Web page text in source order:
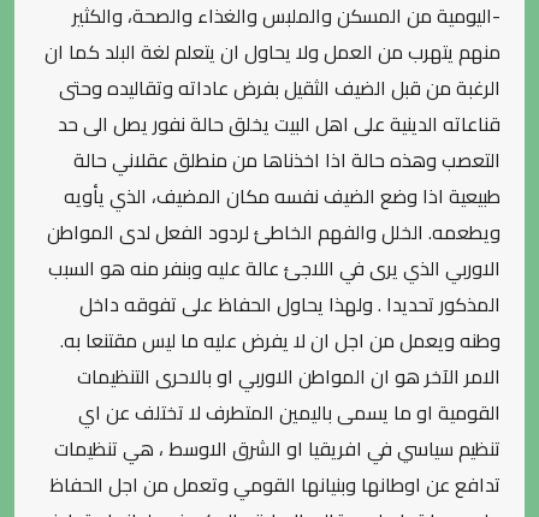
-اليومية من المسكن والملبس والغذاء والصحة، والكثير
منهم يتهرب من العمل ولا يحاول ان يتعلم لغة البلد كما ان
الرغبة من قبل الضيف الثقيل بفرض عاداته وتقاليده وحتى
قناعاته الدينية على اهل البيت يخلق حالة نفور يصل الى حد
التعصب وهذه حالة اذا اخذناها من منطلق عقلاني حالة
طبيعية اذا وضع الضيف نفسه مكان المضيف، الذي يأويه
ويطعمه. الخلل والفهم الخاطئ لردود الفعل لدى المواطن
الاوربي الذي يرى في اللاجئ عالة عليه وبنفر منه هو السبب
المذكور تحديدا . ولهذا يحاول الحفاظ على تفوقه داخل
وطنه ويعمل من اجل ان لا يفرض عليه ما ليس مقتنعا به.
الامر الآخر هو ان المواطن الاوربي او بالاحرى التنظيمات
القومية او ما يسمى باليمين المتطرف لا تختلف عن اي
تنظيم سياسي في افريقيا او الشرق الاوسط ، هي تنظيمات
تدافع عن اوطانها وبنيانها القومي وتعمل من اجل الحفاظ